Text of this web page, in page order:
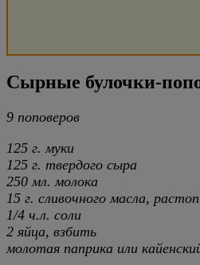
Сырные булочки-
9 поповеров
125 г. муки
125 г. твердого сыра
250 мл. молока
15 г. сливочного масла,
1/4 ч.л. соли
2 яйца, взбить
молотая паприка или